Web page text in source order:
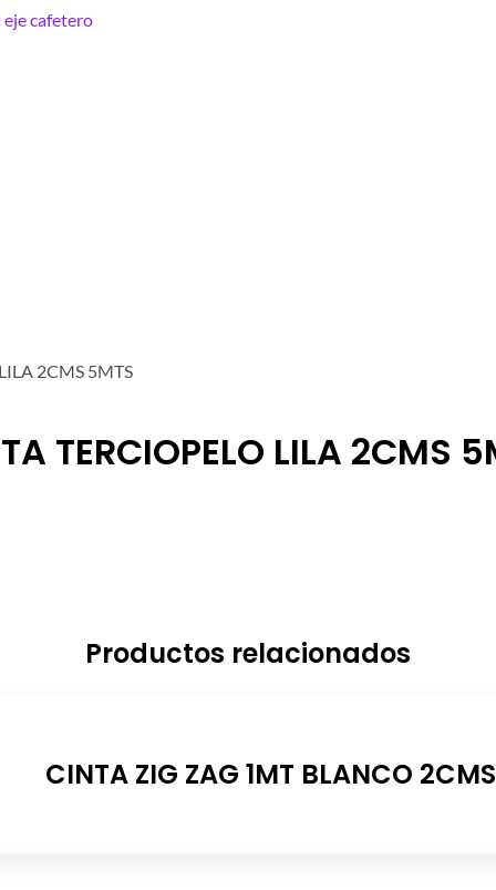
2CMS 5MTS
TERCIOPELO LILA 2CMS
Productos relacionados
CINTA ZIG ZAG 1MT BLANCO 2CMS